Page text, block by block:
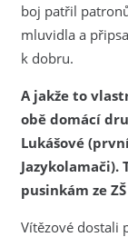
boj patřil
mluvidla a
k dobru.
A jakže to
obě domácí
Lukášové
pusinkám ze
Vítězové dostali